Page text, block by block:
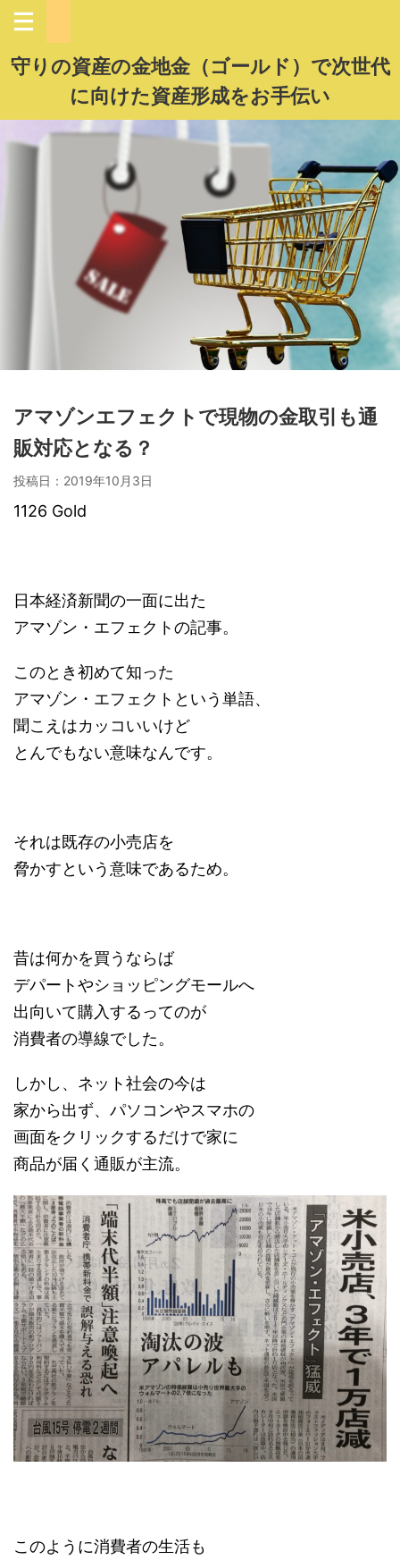
守りの資産の金地金（ゴールド）で次世代
に向けた資産形成をお手伝い
アマゾンエフェクトで現物の金取引も通
販対応となる？
投稿日： 2019年10月3日
1126 Gold
日本経済新聞の一面に出た
アマゾン・エフェクトの記事。
このとき初めて知った
アマゾン・エフェクトという単語、
聞こえはカッコいいけど
とんでもない意味なんです。
それは既存の小売店を
脅かすという意味であるため。
昔は何かを買うならば
デパートやショッピングモールへ
出向いて購入するってのが
消費者の導線でした。
しかし、ネット社会の今は
家から出ず、パソコンやスマホの
画面をクリックするだけで家に
商品が届く通販が主流。
このように消費者の生活も